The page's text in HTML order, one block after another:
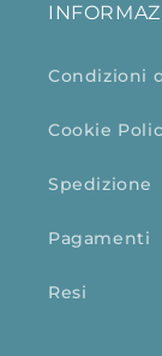
Condizioni
Cookie
Spedizione
Pagamenti
Resi